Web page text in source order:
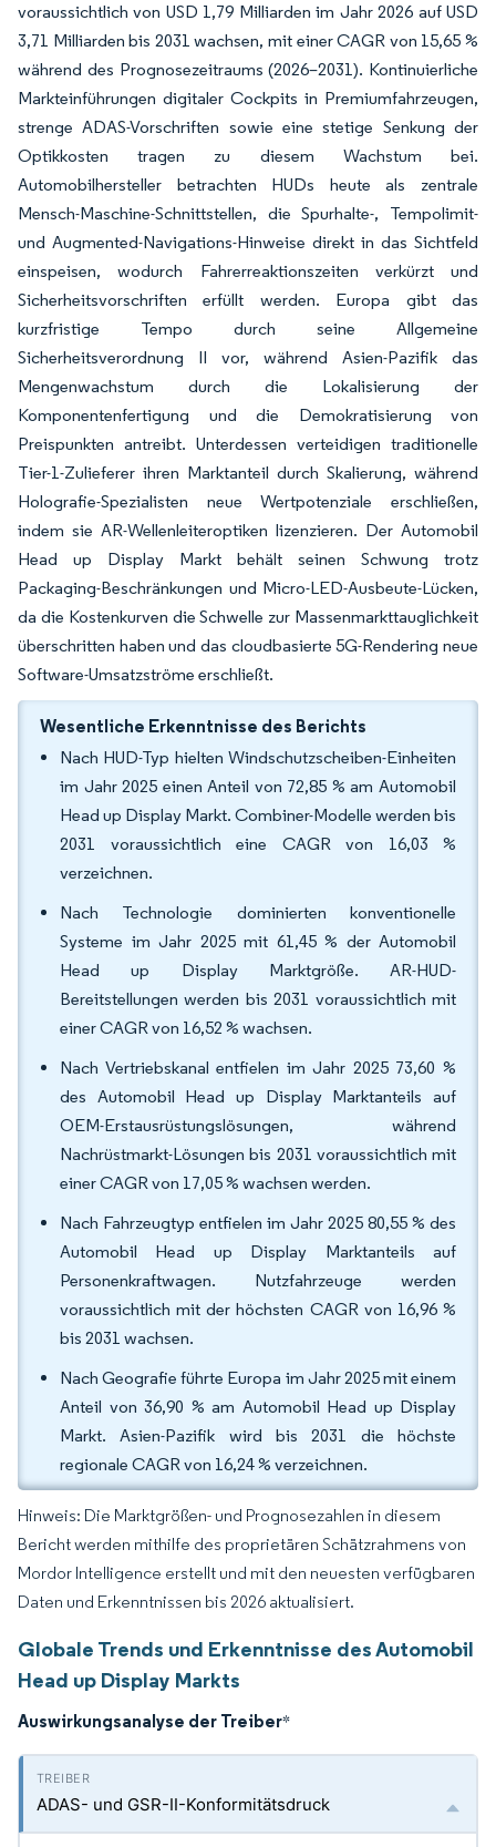
voraussichtlich von USD 1,79 Milliarden im Jahr 2026 auf USD
3,71 Milliarden bis 2031 wachsen, mit einer CAGR von 15,65 %
während des Prognosezeitraums (2026–2031). Kontinuierliche
Markteinführungen digitaler Cockpits in Premiumfahrzeugen,
strenge ADAS-Vorschriften sowie eine stetige Senkung der
Optikkosten tragen zu diesem Wachstum bei.
Automobilhersteller betrachten HUDs heute als zentrale
Mensch-Maschine-Schnittstellen, die Spurhalte-, Tempolimit-
und Augmented-Navigations-Hinweise direkt in das Sichtfeld
einspeisen, wodurch Fahrerreaktionszeiten verkürzt und
Sicherheitsvorschriften erfüllt werden. Europa gibt das
kurzfristige Tempo durch seine Allgemeine
Sicherheitsverordnung II vor, während Asien-Pazifik das
Mengenwachstum durch die Lokalisierung der
Komponentenfertigung und die Demokratisierung von
Preispunkten antreibt. Unterdessen verteidigen traditionelle
Tier-1-Zulieferer ihren Marktanteil durch Skalierung, während
Holografie-Spezialisten neue Wertpotenziale erschließen,
indem sie AR-Wellenleiteroptiken lizenzieren. Der Automobil
Head up Display Markt behält seinen Schwung trotz
Packaging-Beschränkungen und Micro-LED-Ausbeute-Lücken,
da die Kostenkurven die Schwelle zur Massenmarkttauglichkeit
überschritten haben und das cloudbasierte 5G-Rendering neue
Software-Umsatzströme erschließt.
Wesentliche Erkenntnisse des Berichts
Nach HUD-Typ hielten Windschutzscheiben-Einheiten
im Jahr 2025 einen Anteil von 72,85 % am Automobil
Head up Display Markt. Combiner-Modelle werden bis
2031 voraussichtlich eine CAGR von 16,03 %
verzeichnen.
Nach Technologie dominierten konventionelle
Systeme im Jahr 2025 mit 61,45 % der Automobil
Head up Display Marktgröße. AR-HUD-
Bereitstellungen werden bis 2031 voraussichtlich mit
einer CAGR von 16,52 % wachsen.
Nach Vertriebskanal entfielen im Jahr 2025 73,60 %
des Automobil Head up Display Marktanteils auf
OEM-Erstausrüstungslösungen, während
Nachrüstmarkt-Lösungen bis 2031 voraussichtlich mit
einer CAGR von 17,05 % wachsen werden.
Nach Fahrzeugtyp entfielen im Jahr 2025 80,55 % des
Automobil Head up Display Marktanteils auf
Personenkraftwagen. Nutzfahrzeuge werden
voraussichtlich mit der höchsten CAGR von 16,96 %
bis 2031 wachsen.
Nach Geografie führte Europa im Jahr 2025 mit einem
Anteil von 36,90 % am Automobil Head up Display
Markt. Asien-Pazifik wird bis 2031 die höchste
regionale CAGR von 16,24 % verzeichnen.
Hinweis: Die Marktgrößen- und Prognosezahlen in diesem
Bericht werden mithilfe des proprietären Schätzrahmens von
Mordor Intelligence erstellt und mit den neuesten verfügbaren
Daten und Erkenntnissen bis 2026 aktualisiert.
Globale Trends und Erkenntnisse des Automobil
Head up Display Markts
Auswirkungsanalyse der Treiber*
ADAS- und GSR-II-Konformitätsdruck